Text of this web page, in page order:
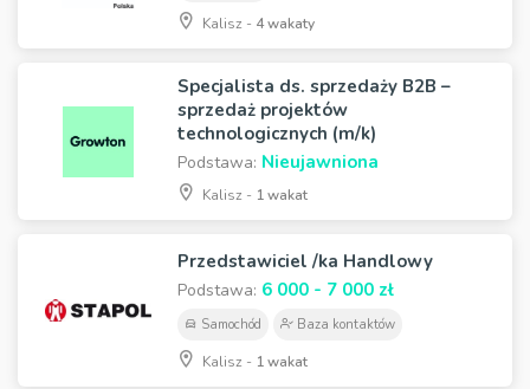
Kalisz - 4 wakaty
Specjalista ds. sprzedaży B2B –
sprzedaż projektów
technologicznych (m/k)
Podstawa: Nieujawniona
Kalisz - 1 wakat
Przedstawiciel /ka Handlowy
Podstawa: 6 000 - 7 000 zł
Samochód Baza kontaktów
Kalisz - 1 wakat